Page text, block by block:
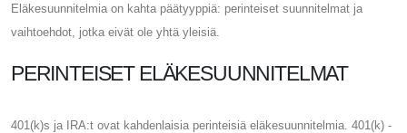
Eläkesuunnitelmia on kahta päätyyppiä: perinteiset suunnitelmat ja
vaihtoehdot, jotka eivät ole yhtä yleisiä.
PERINTEISET ELÄKESUUNNITELMAT
401(k)s ja IRA:t ovat kahdenlaisia ​​perinteisiä eläkesuunnitelmia. 401(k) -